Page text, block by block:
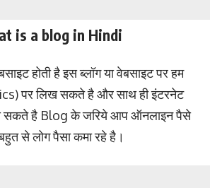
is a blog in Hindi
होती है इस ब्लॉग या वेबसाइट पर हम
पर लिख सकते है और साथ ही इंटरनेट
सकते है Blog के जरिये आप ऑनलाइन पैसे
से लोग पैसा कमा रहे है।